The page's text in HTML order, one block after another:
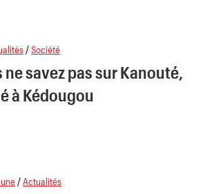
/Société
ne savez pas sur Kanouté,
à Kédougou
/Actualités